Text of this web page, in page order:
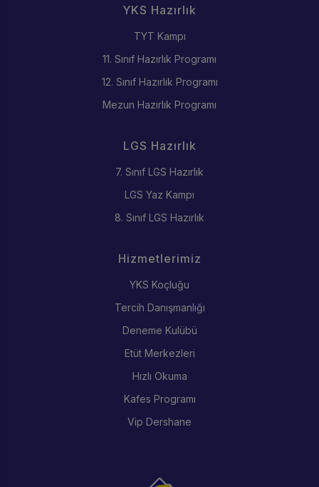
YKS Hazırlık
TYT Kampı
11. Sınıf Hazırlık Programı
12. Sınıf Hazırlık Programı
Mezun Hazırlık Programı
LGS Hazırlık
7. Sınıf LGS Hazırlık
LGS Yaz Kampı
8. Sınıf LGS Hazırlık
Hizmetlerimiz
YKS Koçluğu
Tercih Danışmanlığı
Deneme Kulübü
Etüt Merkezleri
Hızlı Okuma
Kafes Programı
Vip Dershane